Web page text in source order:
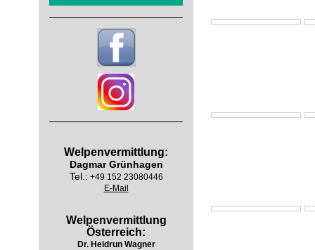
Welpenvermittlung:
Dagmar Grünhagen
Tel.: +49 152 23080446
E-Mail
Welpenvermittlung
Österreich:
Dr. Heidrun Wagner